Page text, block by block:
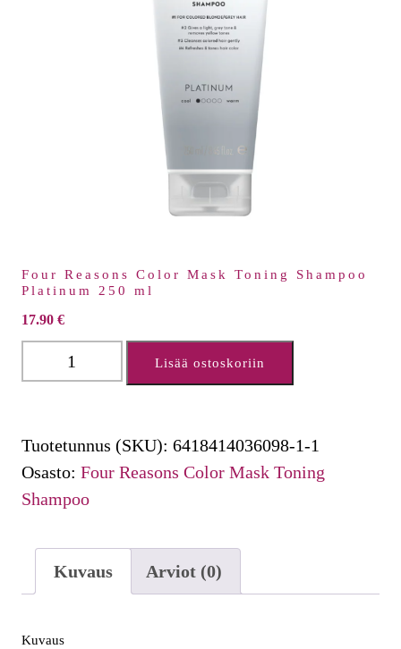
Four Reasons Color Mask Toning Shampoo
Platinum 250 ml
17.90 €
Reasons
Platinum
määrä
Lisää ostoskoriin
Tuotetunnus (SKU): 6418414036098-1-1
Osasto: Four Reasons Color Mask Toning
Shampoo
Kuvaus Arviot (0)
Kuvaus